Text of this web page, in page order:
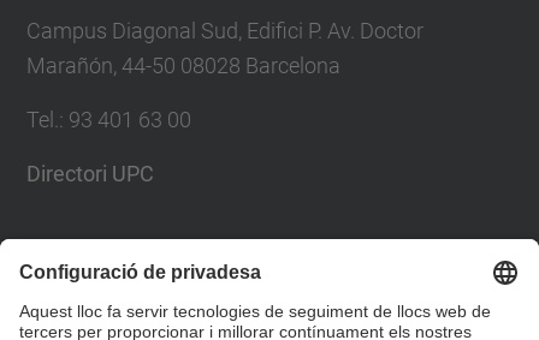
Campus Diagonal Sud, Edifici P. Av. Doctor
Marañón, 44-50 08028 Barcelona
Tel. : 93 401 63 00
Directori UPC
Formulari de contacte